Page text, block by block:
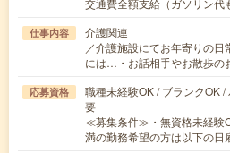
交通費全額支給（ガソリン代
仕事内容
介護関連
／介護施設にてお年寄りの
には…・お話相手やお散歩
応募資格
職種未経験OK / ブランクOK
要
≪募集条件≫・無資格未経験
満の勤務希望の方は以下の